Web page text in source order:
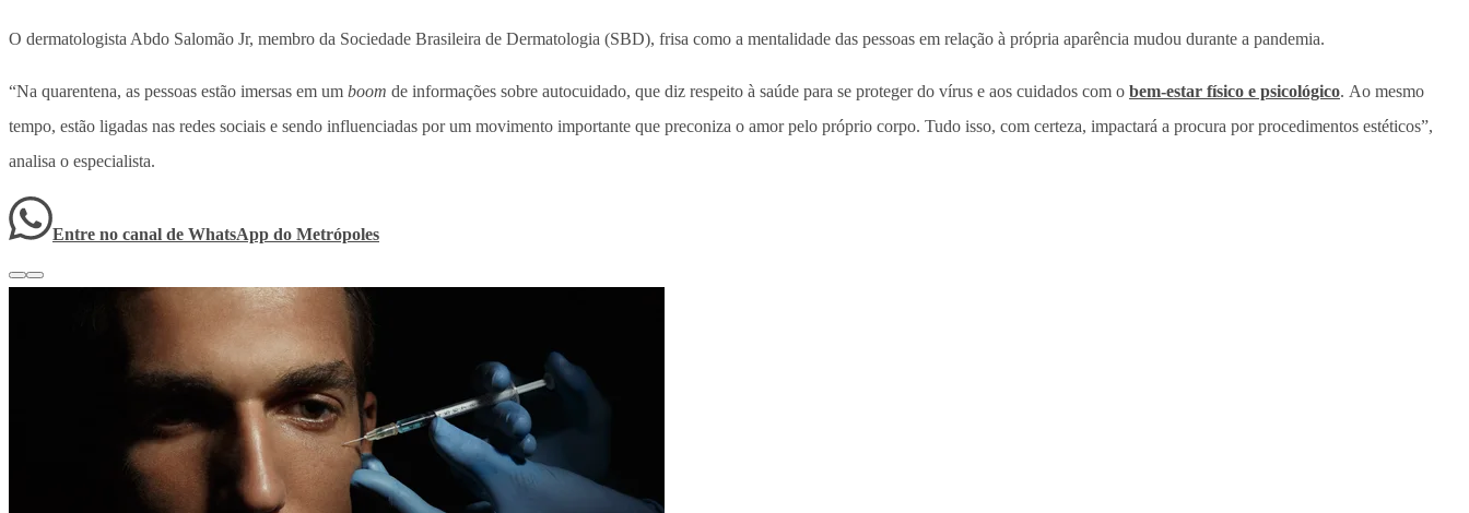
O dermatologista Abdo Salomão Jr, membro da Sociedade Brasileira de Dermatologia (SBD), frisa como a mentalidade das pessoas em relação à própria aparência mudou durante a pandemia.
“Na quarentena, as pessoas estão imersas em um boom de informações sobre autocuidado, que diz respeito à saúde para se proteger do vírus e aos cuidados com o bem-estar físico e psicológico. Ao mesmo
tempo, estão ligadas nas redes sociais e sendo influenciadas por um movimento importante que preconiza o amor pelo próprio corpo. Tudo isso, com certeza, impactará a procura por procedimentos estéticos”,
analisa o especialista.
Entre no canal de WhatsApp do Metrópoles